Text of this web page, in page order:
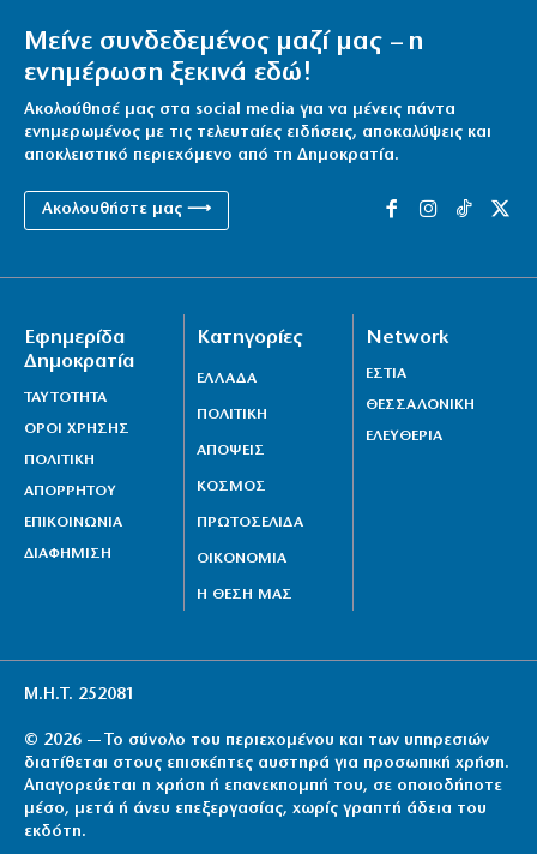
Μείνε συνδεδεμένος μαζί μας – η
ενημέρωση ξεκινά εδώ!
Ακολούθησέ μας στα social media για να μένεις πάντα
ενημερωμένος με τις τελευταίες ειδήσεις, αποκαλύψεις και
αποκλειστικό περιεχόμενο από τη Δημοκρατία.
Ακολουθήστε μας ⟶
Εφημερίδα
Δημοκρατία
ΤΑΥΤΟΤΗΤΑ
ΟΡΟΙ ΧΡΗΣΗΣ
ΠΟΛΙΤΙΚΗ
ΑΠΟΡΡΗΤΟΥ
ΕΠΙΚΟΙΝΩΝΙΑ
ΔΙΑΦΗΜΙΣΗ
Κατηγορίες
ΕΛΛΑΔΑ
ΠΟΛΙΤΙΚΗ
ΑΠΟΨΕΙΣ
ΚΟΣΜΟΣ
ΠΡΩΤΟΣΕΛΙΔΑ
ΟΙΚΟΝΟΜΙΑ
Η ΘΕΣΗ ΜΑΣ
Network
ΕΣΤΙΑ
ΘΕΣΣΑΛΟΝΙΚΗ
ΕΛΕΥΘΕΡΙΑ
Μ.Η.Τ. 252081
© 2026 — Το σύνολο του περιεχομένου και των υπηρεσιών
διατίθεται στους επισκέπτες αυστηρά για προσωπική χρήση.
Απαγορεύεται η χρήση ή επανεκπομπή του, σε οποιοδήποτε
μέσο, μετά ή άνευ επεξεργασίας, χωρίς γραπτή άδεια του
εκδότη.